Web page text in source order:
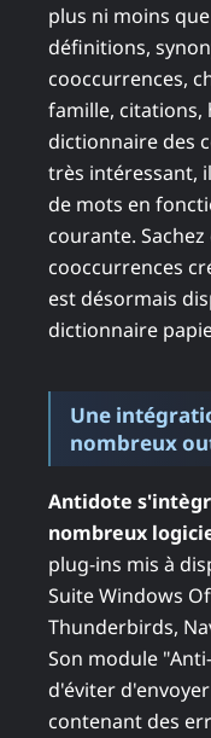
plus ni moins
définitions,
cooccurrences,
famille, citations,
dictionnaire des
très intéressant,
de mots en
courante.
cooccurrences
est désormais
dictionnaire
Une
nombreux
Antidote
nombreux
plug-ins mis à
Suite Windows
Thunderbirds,
Son module
d'éviter
contenant des